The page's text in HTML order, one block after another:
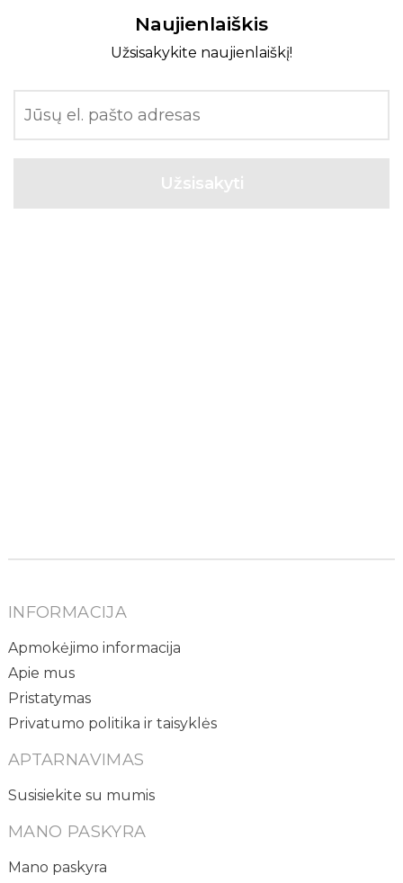
Naujienlaiškis
Užsisakykite naujienlaiškį!
INFORMACIJA
Apmokėjimo informacija
Apie mus
Pristatymas
Privatumo politika ir taisyklės
APTARNAVIMAS
Susisiekite su mumis
MANO PASKYRA
Mano paskyra